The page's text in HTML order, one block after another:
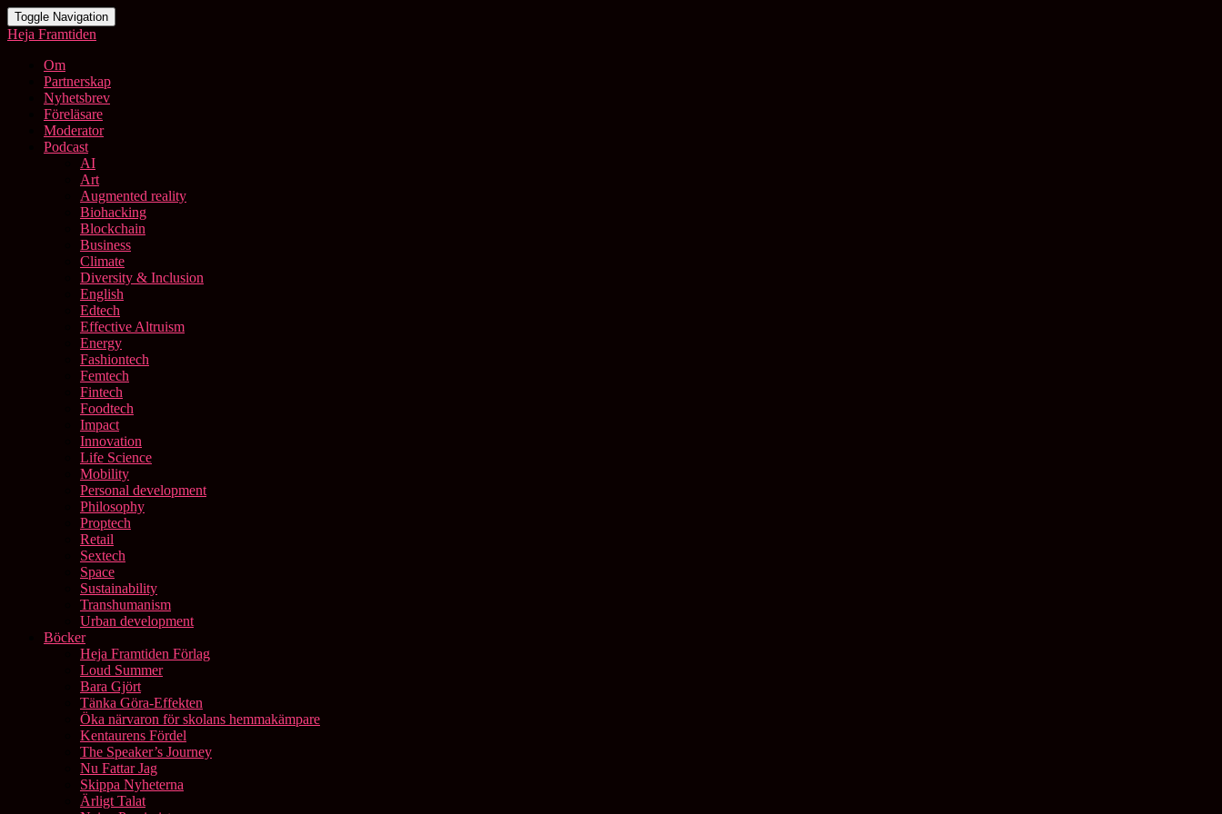
Toggle Navigation
Heja Framtiden
Om
Partnerskap
Nyhetsbrev
Föreläsare
Moderator
Podcast
AI
Art
Augmented reality
Biohacking
Blockchain
Business
Climate
Diversity & Inclusion
English
Edtech
Effective Altruism
Energy
Fashiontech
Femtech
Fintech
Foodtech
Impact
Innovation
Life Science
Mobility
Personal development
Philosophy
Proptech
Retail
Sextech
Space
Sustainability
Transhumanism
Urban development
Böcker
Heja Framtiden Förlag
Loud Summer
Bara Gjört
Tänka Göra-Effekten
Öka närvaron för skolans hemmakämpare
Kentaurens Fördel
The Speaker’s Journey
Nu Fattar Jag
Skippa Nyheterna
Ärligt Talat